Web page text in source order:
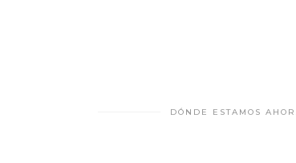
DÓNDE ESTAMOS